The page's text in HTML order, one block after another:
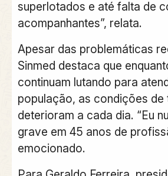
superlotados e até falta de
acompanhantes”, relata.
Apesar das problemáticas
Sinmed destaca que
continuam lutando para
população, as condições de
deterioram a cada dia. “Eu
grave em 45 anos de
emocionado.